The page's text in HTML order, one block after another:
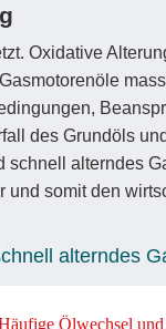
Oxidative
des Grundöls
alterndes
somit den
alterndes
Ölwechsel